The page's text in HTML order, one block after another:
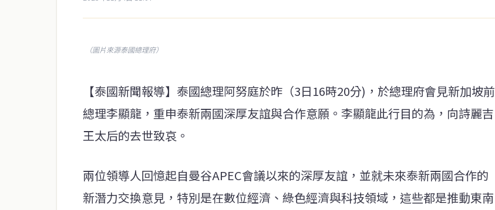
（圖片來源泰國總理府）
【泰國新聞報導】泰國總理阿努庭於昨（3日16時20分)，於總理府會見新加坡前
總理李顯龍，重申泰新兩國深厚友誼與合作意願。李顯龍此行目的為，向詩麗吉
王太后的去世致哀。
兩位領導人回憶起自曼谷APEC會議以來的深厚友誼，並就未來泰新兩國合作的
新潛力交換意見，特別是在數位經濟、綠色經濟與科技領域，這些都是推動東南